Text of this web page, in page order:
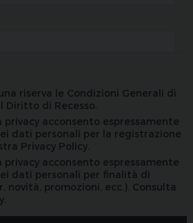
riserva le Condizioni Generali di
Diritto di Recesso
acconsento espressamente
dati personali per la registrazione
Privacy Policy.
acconsento espressamente
dati personali per finalità di
promozioni, ecc.). Consulta